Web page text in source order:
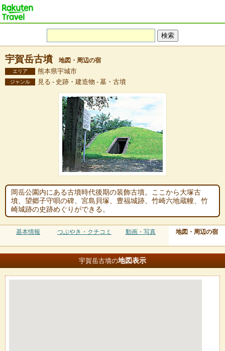
宇賀岳古墳 地図・周辺の宿
エリア 熊本県宇城市
ジャンル 見る - 史跡・建造物 - 墓・古墳
岡岳公園内にある古墳時代後期の装飾古墳。ここから大塚古
墳、望郷子守唄の碑、宮島貝塚、豊福城跡、竹崎六地蔵幢、竹
崎城跡の史跡めぐりができる。
基本情報 つぶやき・クチコミ 動画・写真 地図・周辺の宿
宇賀岳古墳の地図表示